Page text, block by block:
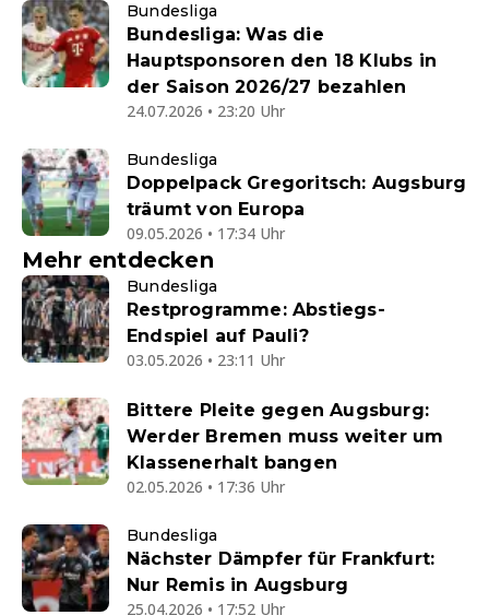
Bundesliga
Bundesliga: Was die
Hauptsponsoren den 18 Klubs in
der Saison 2026/27 bezahlen
24.07.2026 • 23:20 Uhr
Bundesliga
Doppelpack Gregoritsch: Augsburg
träumt von Europa
09.05.2026 • 17:34 Uhr
Mehr entdecken
Bundesliga
Restprogramme: Abstiegs-
Endspiel auf Pauli?
03.05.2026 • 23:11 Uhr
Bittere Pleite gegen Augsburg:
Werder Bremen muss weiter um
Klassenerhalt bangen
02.05.2026 • 17:36 Uhr
Bundesliga
Nächster Dämpfer für Frankfurt:
Nur Remis in Augsburg
25.04.2026 • 17:52 Uhr